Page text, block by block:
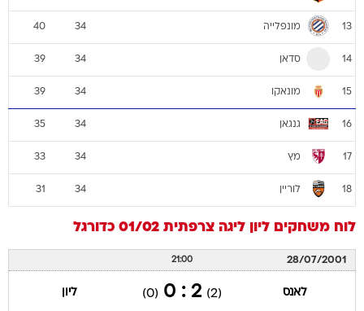
13 מונפלייה 34
40
14 סדאן 34
39
15 מונאקו 34
39
16 גנגאן 34
35
17 מץ 34
33
18 לוריין 34
31
לוח משחקים ליון ליגה צרפתית 01/02 כדורגל
28/07/2001
21:00
לאנס (2)
2 : 0
(0) ליון